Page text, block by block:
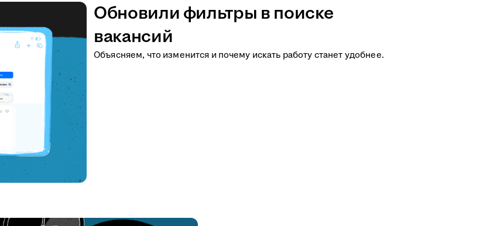
Обновили фильтры в поиске
вакансий
Объясняем, что изменится и почему искать работу станет удобнее.